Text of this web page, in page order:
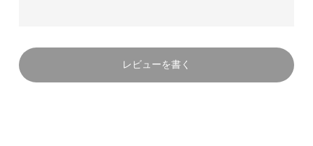
レビューを書く